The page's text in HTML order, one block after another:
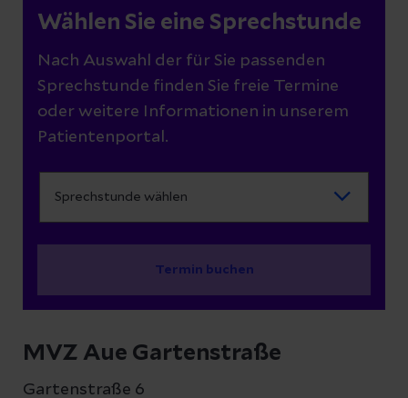
Wählen Sie eine Sprechstunde
Nach Auswahl der für Sie passenden
Sprechstunde finden Sie freie Termine
oder weitere Informationen in unserem
Patientenportal.
Termin buchen
MVZ Aue Gartenstraße
Gartenstraße 6